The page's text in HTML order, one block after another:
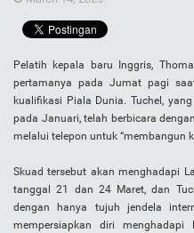
Pelatih kepala baru Inggris,
pertamanya pada Jumat pagi
kualifikasi Piala Dunia. Tuchel,
pada Januari, telah berbicara
melalui telepon untuk “membangun
Skuad tersebut akan menghadapi
tanggal 21 dan 24 Maret, dan
dengan hanya tujuh jendela
mempersiapkan diri